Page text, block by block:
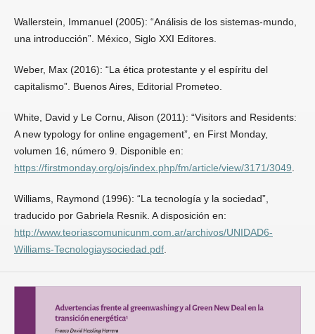
Wallerstein, Immanuel (2005): “Análisis de los sistemas-mundo,
una introducción”. México, Siglo XXI Editores.
Weber, Max (2016): “La ética protestante y el espíritu del
capitalismo”. Buenos Aires, Editorial Prometeo.
White, David y Le Cornu, Alison (2011): “Visitors and Residents:
A new typology for online engagement”, en First Monday,
volumen 16, número 9. Disponible en:
https://firstmonday.org/ojs/index.php/fm/article/view/3171/3049
Williams, Raymond (1996): “La tecnología y la sociedad”,
traducido por Gabriela Resnik. A disposición en:
http://www.teoriascomunicunm.com.ar/archivos/UNIDAD6-
Williams-Tecnologiaysociedad.pdf.